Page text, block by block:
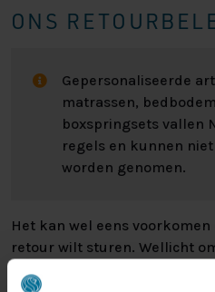
ONS
Gepersonaliseerde
matrassen,
boxspringsets vallen
regels en kunnen
worden genomen.
Het kan wel eens
retour wilt sturen. Wellicht
bevalt of misschien dat er